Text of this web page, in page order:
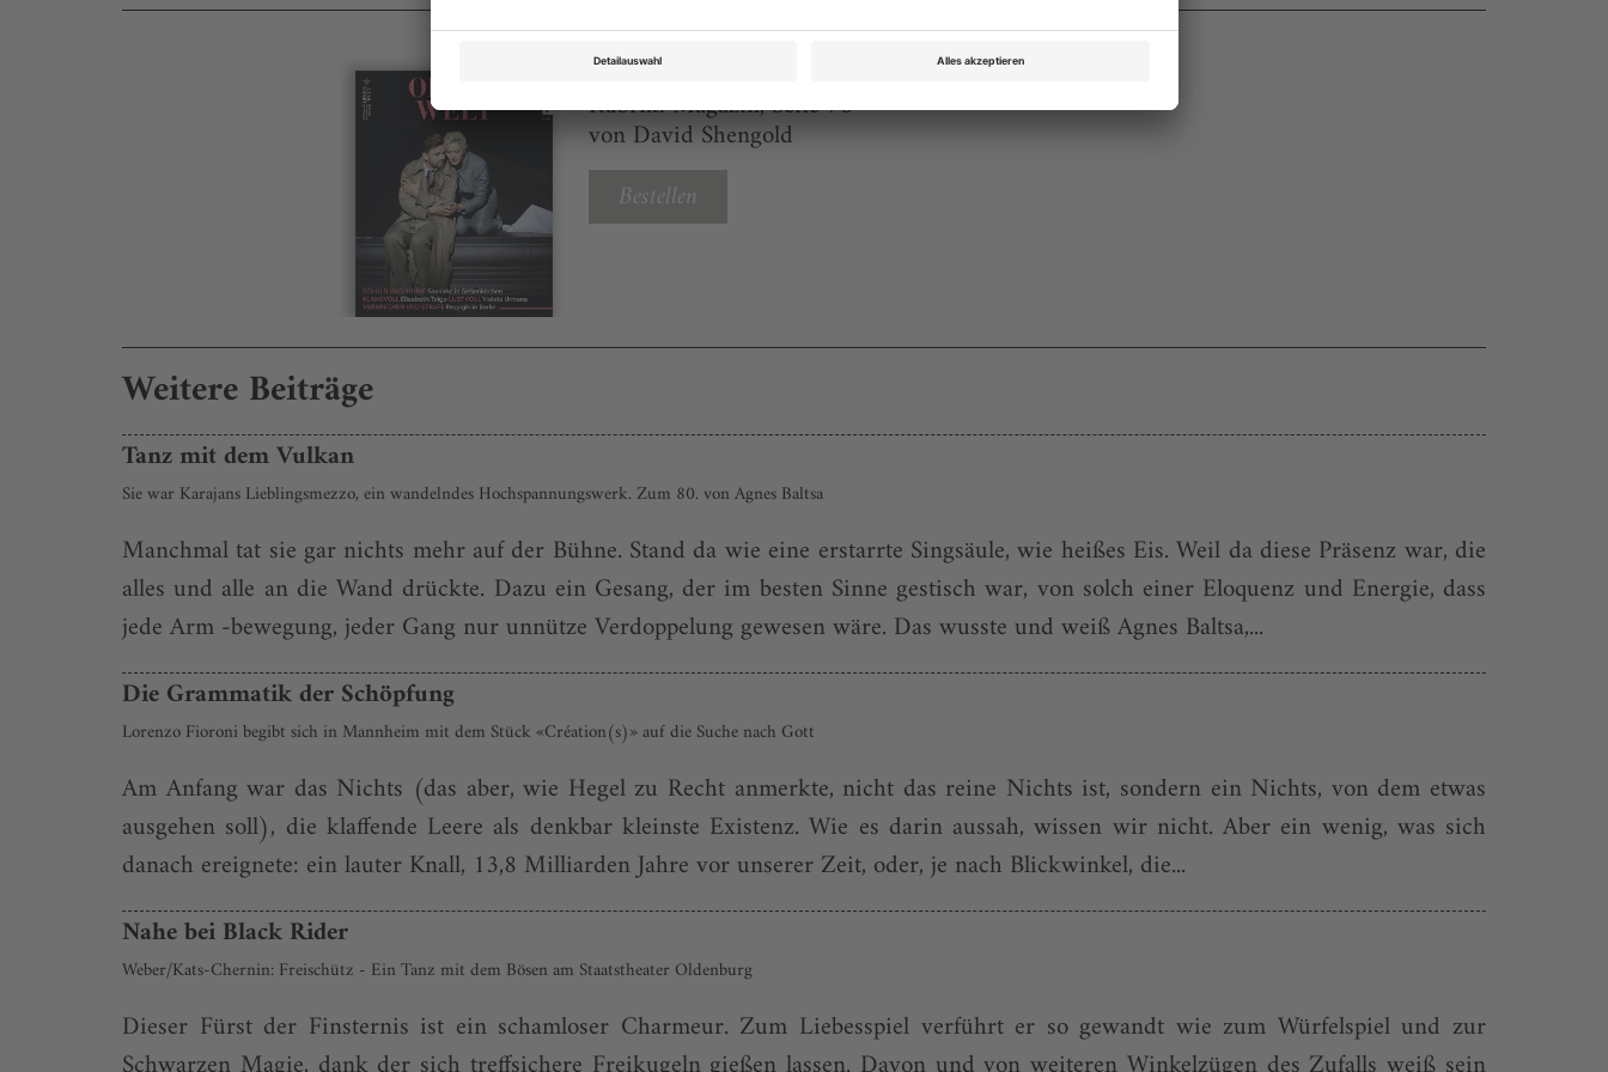
Opernwelt November 2024
Rubrik: Magazin, Seite 78
von David Shengold
Bestellen
Weitere Beiträge
Tanz mit dem Vulkan
Sie war Karajans Lieblingsmezzo, ein wandelndes Hochspannungswerk. Zum 80. von Agnes Baltsa
Manchmal tat sie gar nichts mehr auf der Bühne. Stand da wie eine erstarrte Singsäule, wie heißes Eis. Weil da diese Präsenz war, die
alles und alle an die Wand drückte. Dazu ein Gesang, der im besten Sinne gestisch war, von solch einer Eloquenz und Energie, dass
jede Arm -bewegung, jeder Gang nur unnütze Verdoppelung gewesen wäre. Das wusste und weiß Agnes Baltsa,...
Die Grammatik der Schöpfung
Lorenzo Fioroni begibt sich in Mannheim mit dem Stück «Création(s)» auf die Suche nach Gott
Am Anfang war das Nichts (das aber, wie Hegel zu Recht anmerkte, nicht das reine Nichts ist, sondern ein Nichts, von dem etwas
ausgehen soll), die klaffende Leere als denkbar kleinste Existenz. Wie es darin aussah, wissen wir nicht. Aber ein wenig, was sich
danach ereignete: ein lauter Knall, 13,8 Milliarden Jahre vor unserer Zeit, oder, je nach Blickwinkel, die...
Nahe bei Black Rider
Weber/Kats-Chernin: Freischütz - Ein Tanz mit dem Bösen am Staatstheater Oldenburg
Dieser Fürst der Finsternis ist ein schamloser Charmeur. Zum Liebesspiel verführt er so gewandt wie zum Würfelspiel und zur